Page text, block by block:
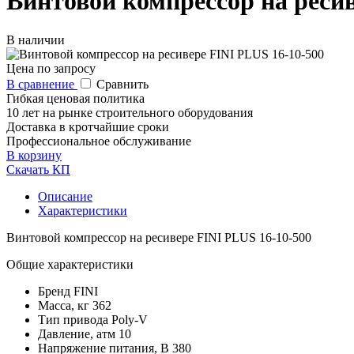
В наличии
Цена по запросу
В сравнение
Сравнить
Гибкая ценовая политика
10 лет на рынке строительного оборудования
Доставка в кротчайшие сроки
Профессиональное обслуживание
В корзину
Скачать КП
Описание
Характеристики
Винтовой компрессор на ресивере FINI PLUS 16-10-500
Общие характеристики
Бренд FINI
Масса, кг 362
Тип привода Poly-V
Давление, атм 10
Напряжение питания, В 380